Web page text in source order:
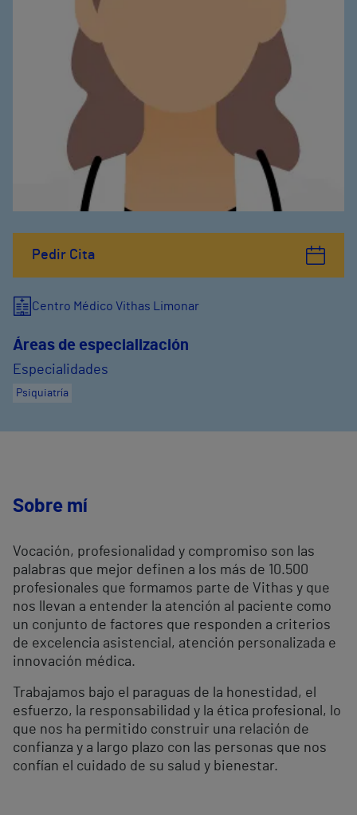
Pedir Cita
Centro Médico Vithas Limonar
Áreas de especialización
Especialidades
Psiquiatría
Sobre mí
Vocación, profesionalidad y compromiso son las
palabras que mejor definen a los más de 10.500
profesionales que formamos parte de Vithas y que
nos llevan a entender la atención al paciente como
un conjunto de factores que responden a criterios
de excelencia asistencial, atención personalizada e
innovación médica.
Trabajamos bajo el paraguas de la honestidad, el
esfuerzo, la responsabilidad y la ética profesional, lo
que nos ha permitido construir una relación de
confianza y a largo plazo con las personas que nos
confían el cuidado de su salud y bienestar.